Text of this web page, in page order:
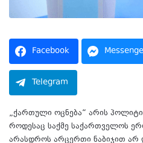
Facebook
Telegram
„ქართული ოცნება“ არის
როდესაც საქმე საქართველოს
არასდროს არცერთი ნაბიჯით არ